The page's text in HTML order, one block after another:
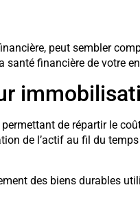
peut sembler
financière de votre
de répartir le
de l’actif au fil du
des biens durables